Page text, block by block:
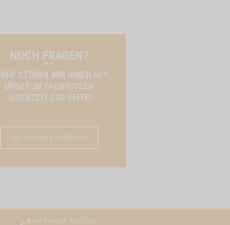
NOCH FRAGEN?
STEHEN WIR IHNEN MIT
UNSEREM FACHWISSEN
JEDERZEIT ZUR SEITE!
Vet-Concept kontaktieren
Keine Geruchs-, Farb- oder